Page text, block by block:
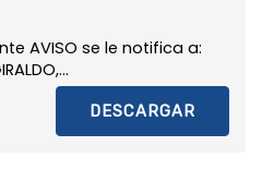
AVISO se le notifica a:
DESCARGAR